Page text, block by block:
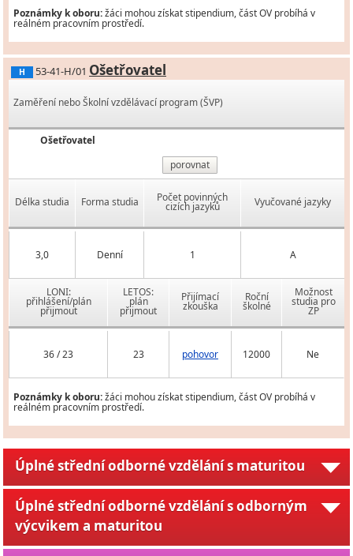
Poznámky k oboru:žáci mohou získat stipendium, část OV probíhá v
reálném pracovním prostředí.
H 53-41-H/01 Ošetřovatel
Zaměření nebo Školní vzdělávací program (ŠVP)
Ošetřovatel
porovnat
Délka studia Forma studia Počet povinných
cizích jazyků Vyučované jazyky
3,0 Denní 1 A
LONI:
přihlášení/plán
přijmout
LETOS:
plán
přijmout
Přijímací
zkouška
Roční
školné
Možnost
studia pro
ZP
36 / 23 23 pohovor 12000 Ne
Poznámky k oboru:žáci mohou získat stipendium, část OV probíhá v
reálném pracovním prostředí.
Úplné střední odborné vzdělání s maturitou
Úplné střední odborné vzdělání s odborným
výcvikem a maturitou